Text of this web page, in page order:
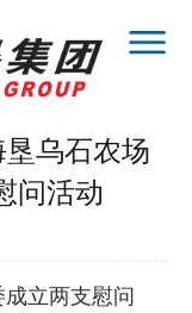
乌石农场
问活动
立两支慰问